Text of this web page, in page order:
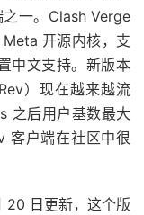
一。Clash Verge
开源内核，支
中文支持。新版本
）现在越来越流
之后用户基数最大
客户端在社区中很
日更新，这个版